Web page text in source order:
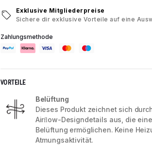
Exklusive Mitgliederpreise
Sichere dir exklusive Vorteile auf eine
Zahlungsmethode
VORTEILE
Belüftung
Dieses Produkt zeichnet sich
Airﬂow-Designdetails aus, die
Belüftung ermöglichen. Keine
Atmungsaktivität.